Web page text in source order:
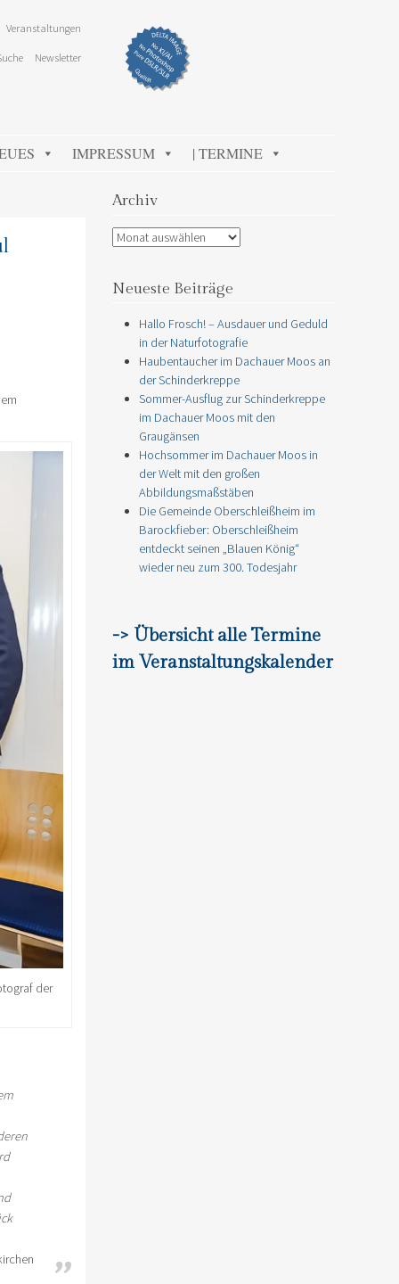
Veranstaltungen
Newsletter
IMPRESSUM | TERMINE
der
Archiv
Archiv
Neueste Beiträge
Hallo Frosch! – Ausdauer und Geduld
in der Naturfotografie
Haubentaucher im Dachauer Moos an
der Schinderkreppe
Sommer-Ausflug zur Schinderkreppe
im Dachauer Moos mit den
Graugänsen
Hochsommer im Dachauer Moos in
der Welt mit den großen
Abbildungsmaßstäben
Die Gemeinde Oberschleißheim im
Barockfieber: Oberschleißheim
entdeckt seinen „Blauen König“
wieder neu zum 300. Todesjahr
-> Übersicht alle Termine
im Veranstaltungskalender